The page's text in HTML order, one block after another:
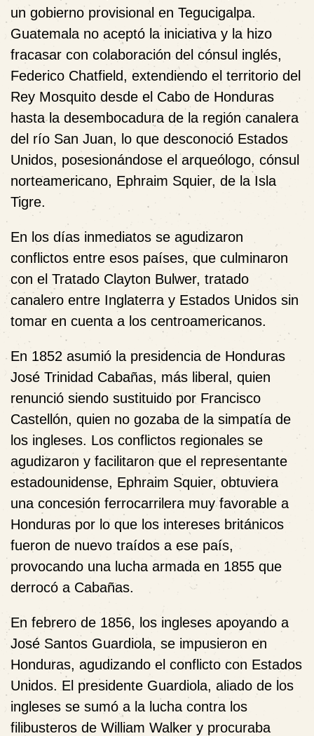
un gobierno provisional en Tegucigalpa.
Guatemala no aceptó la iniciativa y la hizo
fracasar con colaboración del cónsul inglés,
Federico Chatfield, extendiendo el territorio del
Rey Mosquito desde el Cabo de Honduras
hasta la desembocadura de la región canalera
del río San Juan, lo que desconoció Estados
Unidos, posesionándose el arqueólogo, cónsul
norteamericano, Ephraim Squier, de la Isla
Tigre.
En los días inmediatos se agudizaron
conflictos entre esos países, que culminaron
con el Tratado Clayton Bulwer, tratado
canalero entre Inglaterra y Estados Unidos sin
tomar en cuenta a los centroamericanos.
En 1852 asumió la presidencia de Honduras
José Trinidad Cabañas, más liberal, quien
renunció siendo sustituido por Francisco
Castellón, quien no gozaba de la simpatía de
los ingleses. Los conflictos regionales se
agudizaron y facilitaron que el representante
estadounidense, Ephraim Squier, obtuviera
una concesión ferrocarrilera muy favorable a
Honduras por lo que los intereses británicos
fueron de nuevo traídos a ese país,
provocando una lucha armada en 1855 que
derrocó a Cabañas.
En febrero de 1856, los ingleses apoyando a
José Santos Guardiola, se impusieron en
Honduras, agudizando el conflicto con Estados
Unidos. El presidente Guardiola, aliado de los
ingleses se sumó a la lucha contra los
filibusteros de William Walker y procuraba